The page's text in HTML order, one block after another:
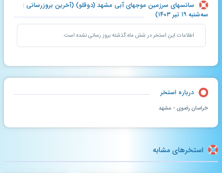
سانسهای سرزمین موجهای آبی مشهد (دوقلو) (آخرین بروزرسانی :
سه‌شنبه ۱۹ تیر ۱۴۰۳)
اطلاعات این استخر در شش ماه گذشته بروز رسانی نشده است.
درباره استخر
خراسان رضوی - مشهد
استخرهای مشابه